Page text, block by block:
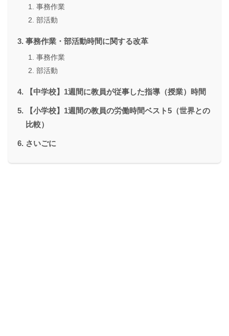
事務作業
部活動
事務作業・部活動時間に関する改革
事務作業
部活動
【中学校】1週間に教員が従事した指導（授業）時間
【小学校】1週間の教員の労働時間ベスト5（世界との
比較）
さいごに